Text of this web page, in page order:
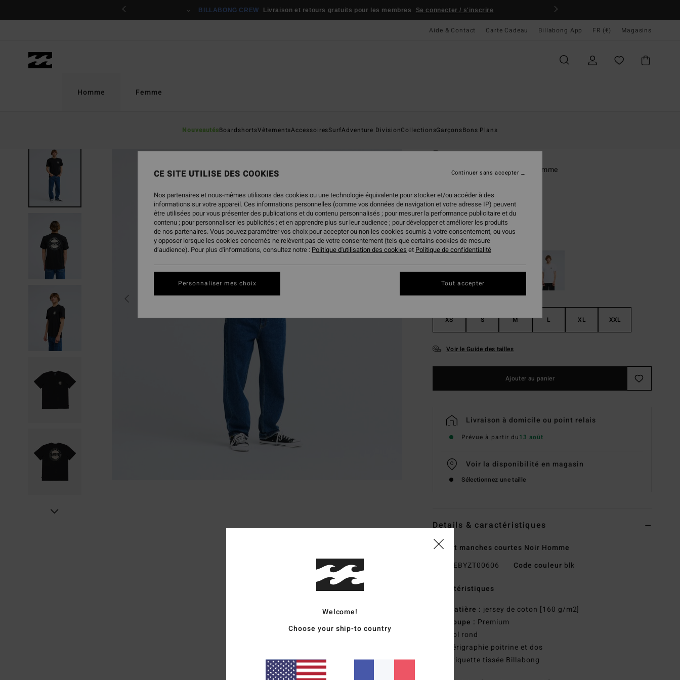
BILLABONG CREW Livraison et retours gratuits pour les membres Se connecter / s'inscrire
Aide & Contact Carte Cadeau Billabong App FR (€) Magasins
Homme
NouveautésBoardshortsVêtementsAccessoiresSurfAdventure DivisionCollectionsGarçonsBons Plans
Femme
Rotor
T-Shirt manches courtes Noir Homme
ECO-BONUS
29,95 €
CouleurBlack
XS S M L XL XXL
Voir le Guide des tailles
Ajouter au panier
Livraison à domicile ou point relais
Prévue à partir du13 août
Voir la disponibilité en magasin
Sélectionnez une taille
Details & caractéristiques
T-Shirt manches courtes Noir Homme
EBYZT00606 Code couleur blk
Caractéristiques
Matière : jersey de coton [160 g/m2]
Coupe : Premium
Col rond
Sérigraphie poitrine et dos
Étiquette tissée Billabong
Welcome!
Choose your ship-to country
CE SITE UTILISE DES COOKIES
Nos partenaires et nous-mêmes utilisons des cookies ou une technologie équivalente pour stocker et/ou accéder à des
informations sur votre appareil. Ces informations personnelles (comme vos données de navigation et votre adresse IP) peuvent
être utilisées pour vous présenter des publications et du contenu personnalisés ; pour mesurer la performance publicitaire et du
contenu ; pour personnaliser les publicités ; et en apprendre plus sur leur audience ; pour développer et améliorer les produits
de nos partenaires. Vous pouvez paramétrer vos choix pour accepter ou non les cookies soumis à votre consentement, ou vous
y opposer lorsque les cookies concernés ne relèvent pas de votre consentement (tels que certains cookies de mesure
d’audience). Pour plus d'informations, consultez notre : Politique d'utilisation des cookies et Politique de confidentialité
Personnaliser mes choix
Continuer sans accepter
Tout accepter